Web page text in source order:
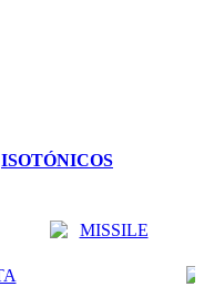
ISOTÓNICOS